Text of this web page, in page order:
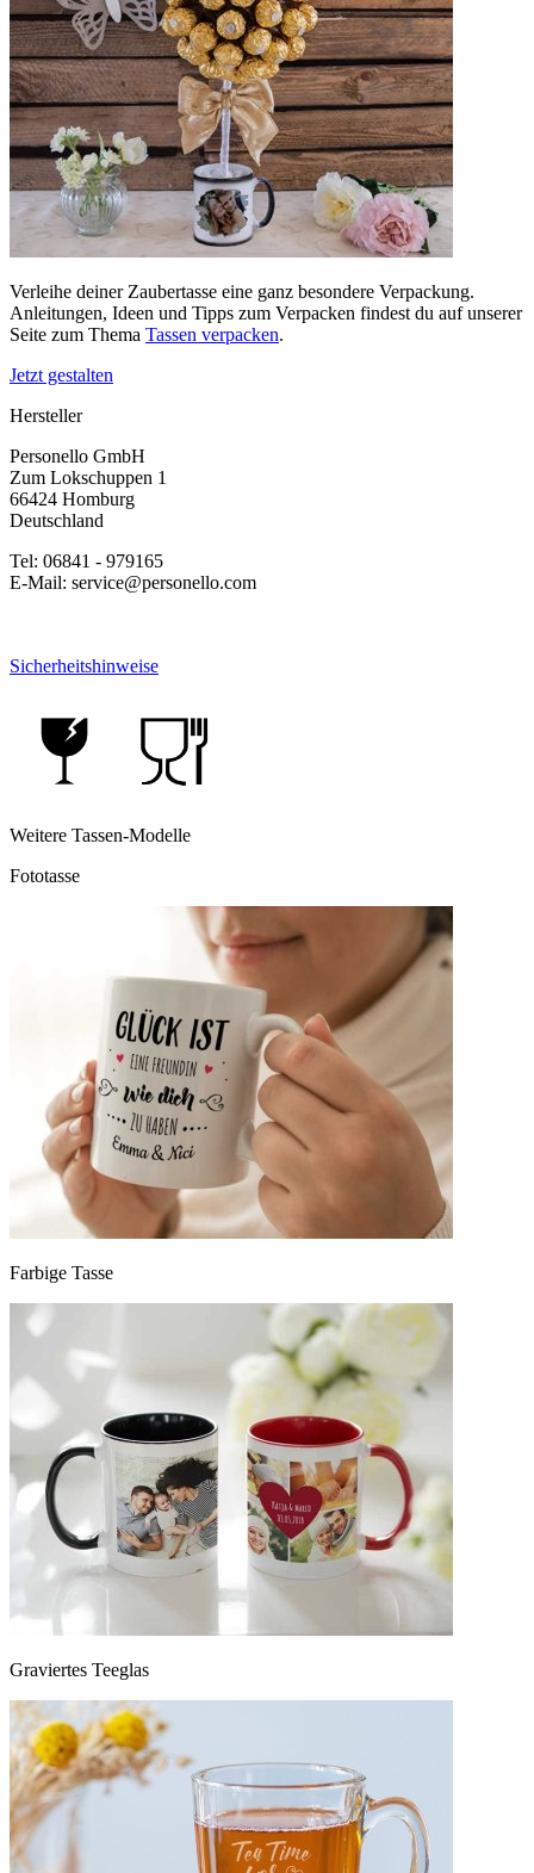
Verleihe deiner Zaubertasse eine ganz besondere Verpackung.
Anleitungen, Ideen und Tipps zum Verpacken findest du auf unserer
Seite zum Thema Tassen verpacken.
Jetzt gestalten
Hersteller
Personello GmbH
Zum Lokschuppen 1
66424 Homburg
Deutschland
Tel: 06841 - 979165
E-Mail: service@personello.com
Sicherheitshinweise
Weitere Tassen-Modelle
Fototasse
Farbige Tasse
Graviertes Teeglas